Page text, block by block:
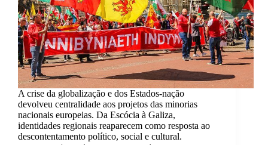
A crise da globalização e dos Estados-nação
devolveu centralidade aos projetos das minorias
nacionais europeias. Da Escócia à Galiza,
identidades regionais reaparecem como resposta ao
descontentamento político, social e cultural.